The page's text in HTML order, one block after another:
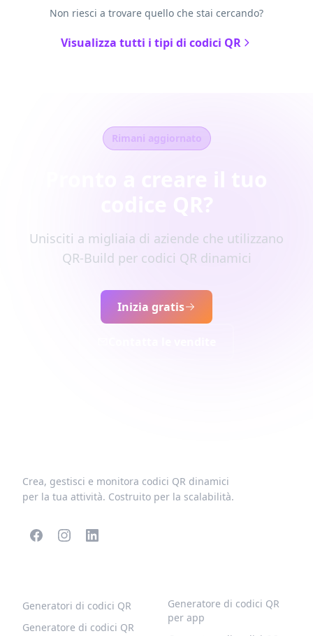
Non riesci a trovare quello che stai cercando?
Visualizza tutti i tipi di codici QR
Rimani aggiornato
Unisciti a migliaia di aziende che utilizzano
QR-Build per codici QR dinamici
Inizia gratis
Crea, gestisci e monitora codici QR dinamici
per la tua attività. Costruito per la scalabilità.
Generatori di codici QR
Generatore di codici QR
Generatore di codici QR
per app